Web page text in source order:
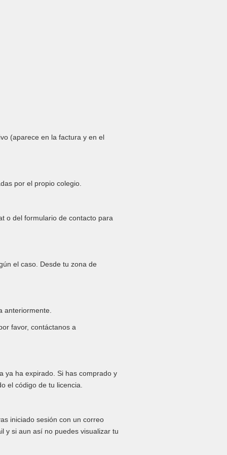
(aparece en la factura y en el
por el propio colegio.
o del formulario de contacto para
el caso. Desde tu zona de
anteriormente.
favor, contáctanos a
ya ha expirado. Si has comprado y
el código de tu licencia.
iniciado sesión con un correo
y si aun así no puedes visualizar tu